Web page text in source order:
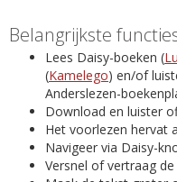
Belangrijkste
Lees Daisy-boeken (
(Kamelego) en/of
Anderslezen-
Download en luister
Het voorlezen hervat
Navigeer via Daisy-
Versnel of vertraag